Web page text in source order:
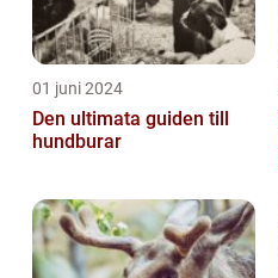
01 juni 2024
Den ultimata guiden till
hundburar